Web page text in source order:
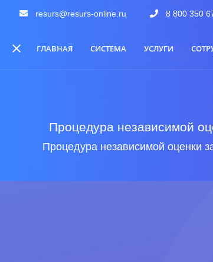
resurs@resurs-online.ru 8 800 350
ГЛАВНАЯ СИСТЕМА УСЛУГИ
Процедура независимой
Процедура независимой оценки